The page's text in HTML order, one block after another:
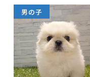
男の子